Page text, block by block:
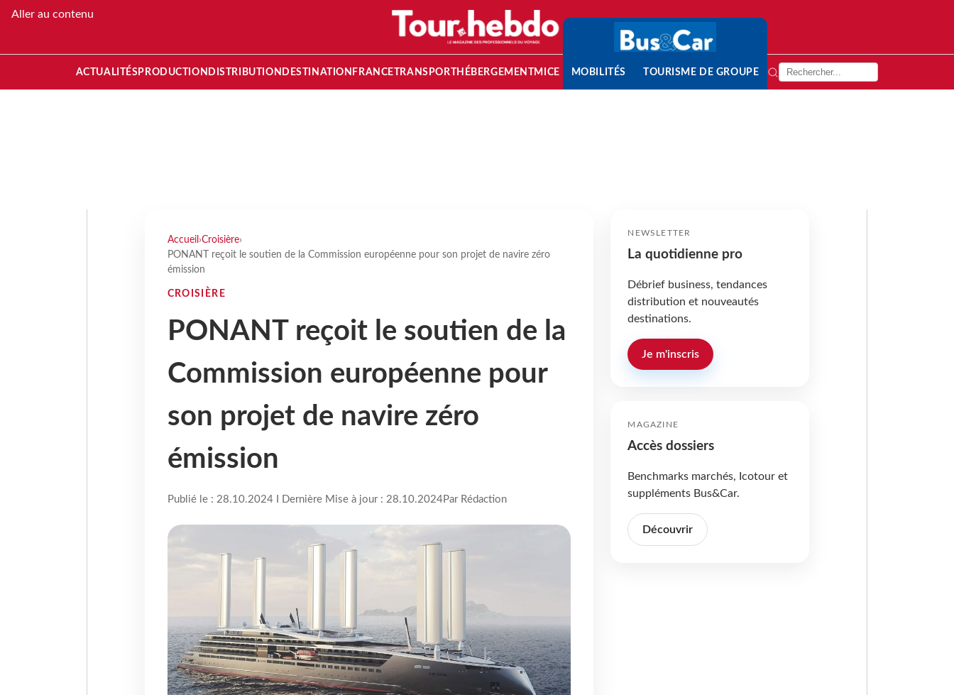
Aller au contenu
ACTUALITÉS PRODUCTION DISTRIBUTION DESTINATION FRANCETRANSPORT HÉBERGEMENTMICE MOBILITÉS TOURISME DE GROUPE
Accueil ›Croisière›
PONANT reçoit le soutien de la Commission européenne pour son projet de navire zéro
émission
CROISIÈRE
PONANT reçoit le soutien de la
Commission européenne pour
son projet de navire zéro
émission
Publié le : 28.10.2024 I Dernière Mise à jour : 28.10.2024Par Rédaction
NEWSLETTER
La quotidienne pro
Débrief business, tendances
distribution et nouveautés
destinations.
Je m'inscris
MAGAZINE
Accès dossiers
Benchmarks marchés, Icotour et
suppléments Bus&Car.
Découvrir